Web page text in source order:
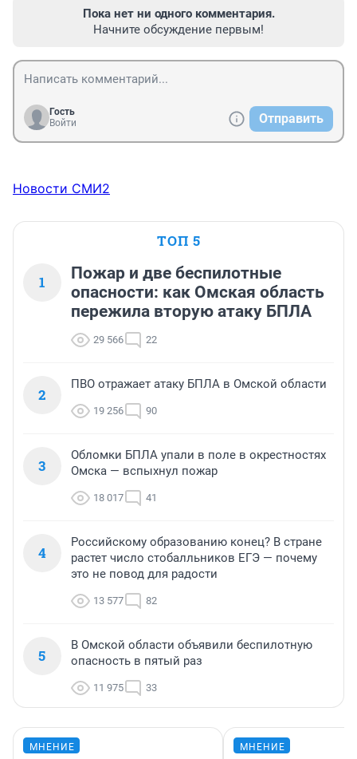
Пока нет ни одного комментария.
Начните обсуждение первым!
Гость
Войти
Отправить
Новости СМИ2
ТОП 5
1
Пожар и две беспилотные
опасности: как Омская область
пережила вторую атаку БПЛА
29 566 22
2
ПВО отражает атаку БПЛА в Омской области
19 256 90
3
Обломки БПЛА упали в поле в окрестностях
Омска — вспыхнул пожар
18 017 41
4
Российскому образованию конец? В стране
растет число стобалльников ЕГЭ — почему
это не повод для радости
13 577 82
5
В Омской области объявили беспилотную
опасность в пятый раз
11 975 33
МНЕНИЕ МНЕНИЕ